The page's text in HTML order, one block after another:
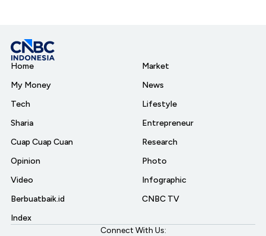
Home
My Money
Tech
Sharia
Cuap Cuap Cuan
Opinion
Video
Berbuatbaik.id
Index
Market
News
Lifestyle
Entrepreneur
Research
Photo
Infographic
CNBC TV
Connect With Us: